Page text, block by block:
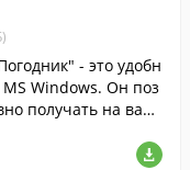
- это удобн
Windows. Он поз
получать на ваш
вами города.